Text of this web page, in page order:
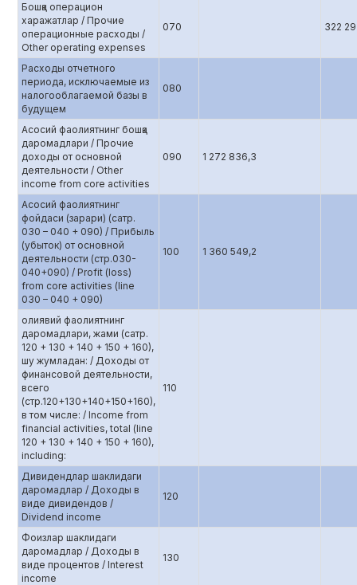
Бошқа операцион
харажатлар / Прочие
операционные расходы /
Other operating expenses
070 322
Расходы отчетного
периода, исключаемые из
налогооблагаемой базы в
будущем
080
Асосий фаолиятнинг бошқа
даромадлари / Прочие
доходы от основной
деятельности / Other
income from core activities
090 1 272 836,3
Асосий фаолиятнинг
фойдаси (зарари) (сатр.
030 – 040 + 090) / Прибыль
(убыток) от основной
деятельности (стр.0З0-
040+090) / Profit (loss)
from core activities (line
030 – 040 + 090)
100 1 360 549,2
олиявий фаолиятнинг
даромадлари, жами (сатр.
120 + 130 + 140 + 150 + 160),
шу жумладан: / Доходы от
финансовой деятельности,
всего
(стр.120+130+140+150+160),
в том числе: / Income from
financial activities, total (line
120 + 130 + 140 + 150 + 160),
including:
110
Дивидендлар шаклидаги
даромадлар / Доходы в
виде дивидендов /
Dividend income
120
Фоизлар шаклидаги
даромадлар / Доходы в
виде процентов / Interest
income
130